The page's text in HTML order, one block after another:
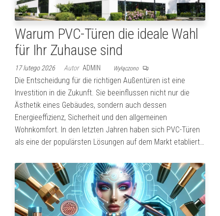
Warum PVC-Türen die ideale Wahl
für Ihr Zuhause sind
17 lutego 2026 Autor ADMIN Wyłączono
Die Entscheidung für die richtigen Außentüren ist eine
Investition in die Zukunft. Sie beeinflussen nicht nur die
Ästhetik eines Gebäudes, sondern auch dessen
Energieeffizienz, Sicherheit und den allgemeinen
Wohnkomfort. In den letzten Jahren haben sich PVC-Türen
als eine der populärsten Lösungen auf dem Markt etabliert…